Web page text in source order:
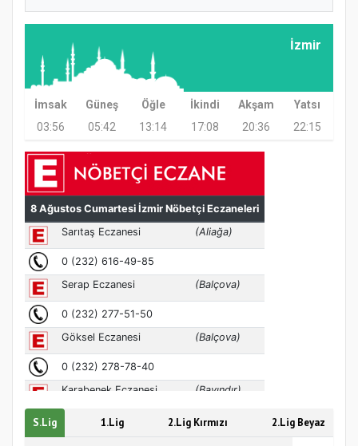
Samsun Atakum’da Ayasofya Camii
Etkinliği
Türkiye’de insanlar dinle bağlarını
koparıyor mu?
İzmir
İmsak Güneş Öğle İkindi Akşam
Yatsı
03:56
05:42 13:14 17:08 20:36 22:15
S.Lig 1.Lig 2.Lig Kırmızı 2.Lig Beyaz